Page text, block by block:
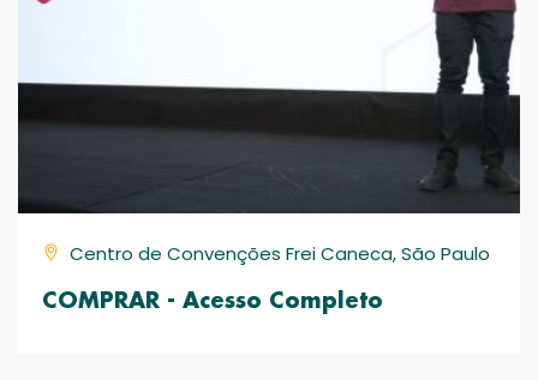
Centro de Convenções Frei Caneca, São Paulo
COMPRAR - Acesso Completo